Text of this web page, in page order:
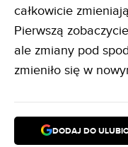
całkowicie
Pierwszą
ale zmiany pod
zmieniło się w
DODAJ DO